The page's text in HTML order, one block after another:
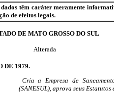
têm caráter meramente
de efeitos legais.
DE MATO GROSSO DO SUL
Alterada
DE 1979.
Cria a Empresa de
(SANESUL), aprova seus